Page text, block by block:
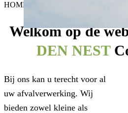
HOME
Welkom op de
DEN NEST
Bij ons kan u terecht voor al
uw afvalverwerking. Wij
bieden zowel kleine als